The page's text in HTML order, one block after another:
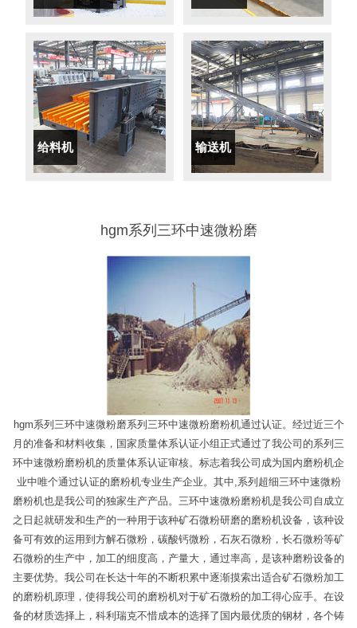
给料机 输送机
hgm系列三环中速微粉磨
hgm系列三环中速微粉磨系列三环中速微粉磨粉机通过认证。经过近三个
月的准备和材料收集，国家质量体系认证小组正式通过了我公司的系列三
环中速微粉磨粉机的质量体系认证审核。标志着我公司成为国内磨粉机企
业中唯个通过认证的磨粉机专业生产企业。其中,系列超细三环中速微粉
磨粉机也是我公司的独家生产产品。三环中速微粉磨粉机是我公司自成立
之日起就研发和生产的一种用于该种矿石微粉研磨的磨粉机设备，该种设
备可有效的运用到方解石微粉，碳酸钙微粉，石灰石微粉，长石微粉等矿
石微粉的生产中，加工的细度高，产量大，通过率高，是该种磨粉设备的
主要优势。我公司在长达十年的不断积累中逐渐摸索出适合矿石微粉加工
的磨粉机原理，使得我公司的磨粉机对于矿石微粉的加工得心应手。在设
备的材质选择上，科利瑞克不惜成本的选择了国内最优质的钢材，各个铸